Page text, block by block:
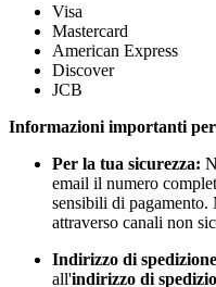
Visa
Mastercard
American Express
Discover
JCB
Informazioni importanti
Per la tua sicurezza:
email il numero
sensibili di
attraverso canali non
Indirizzo di
all'indirizzo di